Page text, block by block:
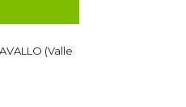
(Valle